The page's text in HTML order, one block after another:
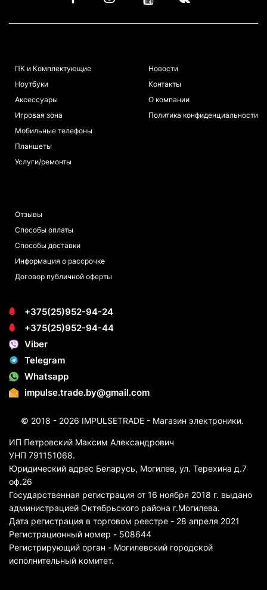
ПК и Комплектующие
Ноутбуки
Аксессуары
Игровая зона
Мобильные телефоны
Планшеты
Услуги/ремонты
Новости
Контакты
О компании
Политика конфиденциальности
Отзывы
Способы оплаты
Способы доставки
Информация о рассрочке
Договор публичной оферты
+375(25)952-94-24
+375(25)952-94-44
Viber
Telegram
Whatsapp
impulse.trade.by@gmail.com
© 2018 - 2026 IMPULSETRADE - Магазин электроники.
ИП Петровский Максим Александрович
УНП 791151068.
Юридический адрес Беларусь, Могилев, ул. Терехина д.7
оф.26
Государственная регистрация от 16 ноября 2018 г. выдано
администрацией Октябрьского района г.Могилева.
Дата регистрация в торговом реестре - 28 апреля 2021
Регистрационный номер - 508644
Регистрирующий орган - Могилевский городской
исполнительный комитет.